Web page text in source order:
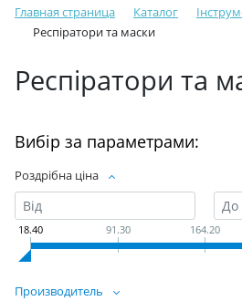
Главная страница Каталог
Респіратори та маски
Респіратори та
Вибір за параметрами:
Роздрібна ціна
18.40 91.30 164.20
Производитель